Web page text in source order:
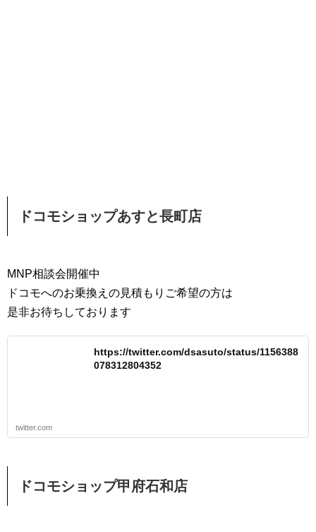
ドコモショップあすと長町店
MNP相談会開催中
ドコモへのお乗換えの見積もりご希望の方は
是非お待ちしております
https://twitter.com/dsasuto/status/1156388
078312804352
twitter.com
ドコモショップ甲府石和店